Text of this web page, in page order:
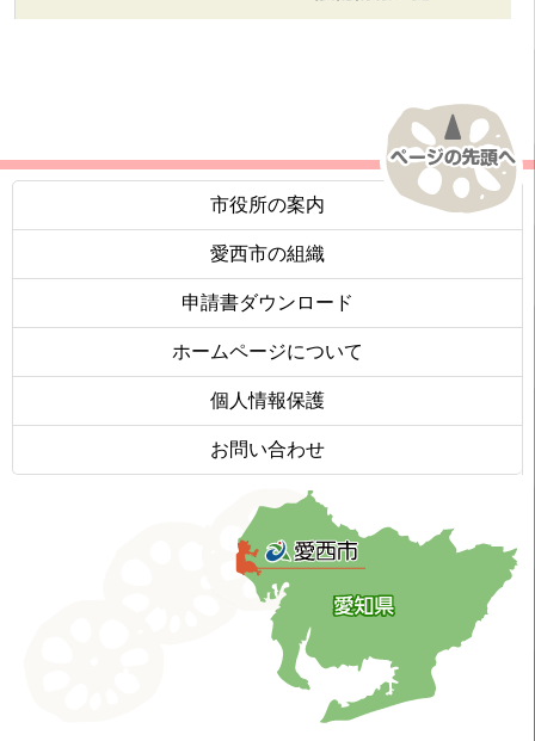
市役所の案内
愛西市の組織
申請書ダウンロード
ホームページについて
個人情報保護
お問い合わせ